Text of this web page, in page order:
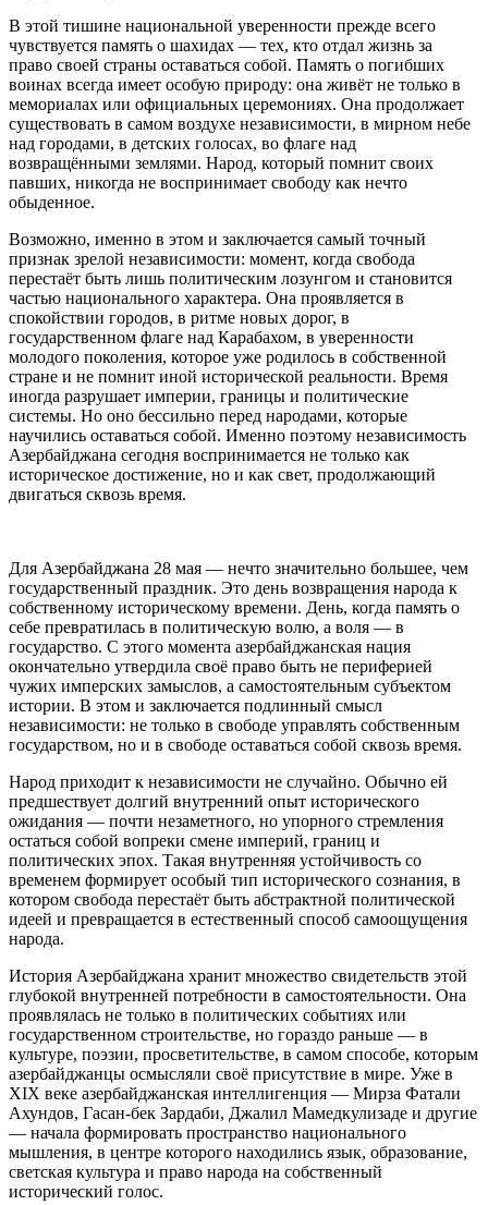
В этой тишине национальной уверенности прежде всего
чувствуется память о шахидах — тех, кто отдал жизнь за
право своей страны оставаться собой. Память о погибших
воинах всегда имеет особую природу: она живёт не только в
мемориалах или официальных церемониях. Она продолжает
существовать в самом воздухе независимости, в мирном небе
над городами, в детских голосах, во флаге над
возвращёнными землями. Народ, который помнит своих
павших, никогда не воспринимает свободу как нечто
обыденное.
Возможно, именно в этом и заключается самый точный
признак зрелой независимости: момент, когда свобода
перестаёт быть лишь политическим лозунгом и становится
частью национального характера. Она проявляется в
спокойствии городов, в ритме новых дорог, в
государственном флаге над Карабахом, в уверенности
молодого поколения, которое уже родилось в собственной
стране и не помнит иной исторической реальности. Время
иногда разрушает империи, границы и политические
системы. Но оно бессильно перед народами, которые
научились оставаться собой. Именно поэтому независимость
Азербайджана сегодня воспринимается не только как
историческое достижение, но и как свет, продолжающий
двигаться сквозь время.
Для Азербайджана 28 мая — нечто значительно большее, чем
государственный праздник. Это день возвращения народа к
собственному историческому времени. День, когда память о
себе превратилась в политическую волю, а воля — в
государство. С этого момента азербайджанская нация
окончательно утвердила своё право быть не периферией
чужих имперских замыслов, а самостоятельным субъектом
истории. В этом и заключается подлинный смысл
независимости: не только в свободе управлять собственным
государством, но и в свободе оставаться собой сквозь время.
Народ приходит к независимости не случайно. Обычно ей
предшествует долгий внутренний опыт исторического
ожидания — почти незаметного, но упорного стремления
остаться собой вопреки смене империй, границ и
политических эпох. Такая внутренняя устойчивость со
временем формирует особый тип исторического сознания, в
котором свобода перестаёт быть абстрактной политической
идеей и превращается в естественный способ самоощущения
народа.
История Азербайджана хранит множество свидетельств этой
глубокой внутренней потребности в самостоятельности. Она
проявлялась не только в политических событиях или
государственном строительстве, но гораздо раньше — в
культуре, поэзии, просветительстве, в самом способе, которым
азербайджанцы осмысляли своё присутствие в мире. Уже в
XIX веке азербайджанская интеллигенция — Мирза Фатали
Ахундов, Гасан-бек Зардаби, Джалил Мамедкулизаде и другие
— начала формировать пространство национального
мышления, в центре которого находились язык, образование,
светская культура и право народа на собственный
исторический голос.